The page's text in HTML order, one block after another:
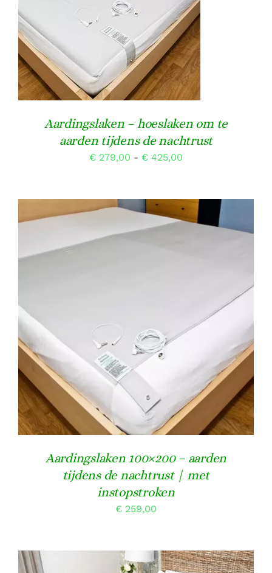
OPTIES SELECTEREN
PRODUCT
HEEFT
MEERDERE
VARIATIES.
DEZE
OPTIE
KAN
GEKOZEN
OP
DE
PRODUCTPAGINA
Aardingslaken – hoeslaken om te
aarden tijdens de nachtrust
€ 279,00 - € 425,00
€ 425,00
/
DETAILS
Aardingslaken 100×200 – aarden
tijdens de nachtrust | met
instopstroken
€ 259,00